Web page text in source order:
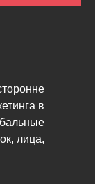
в
лица,